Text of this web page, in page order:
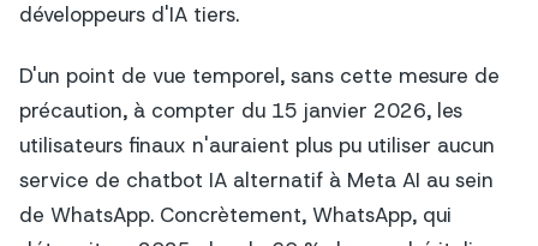
développeurs d'IA tiers.
D'un point de vue temporel, sans cette mesure de
précaution, à compter du 15 janvier 2026, les
utilisateurs finaux n'auraient plus pu utiliser aucun
service de chatbot IA alternatif à Meta AI au sein
de WhatsApp. Concrètement, WhatsApp, qui